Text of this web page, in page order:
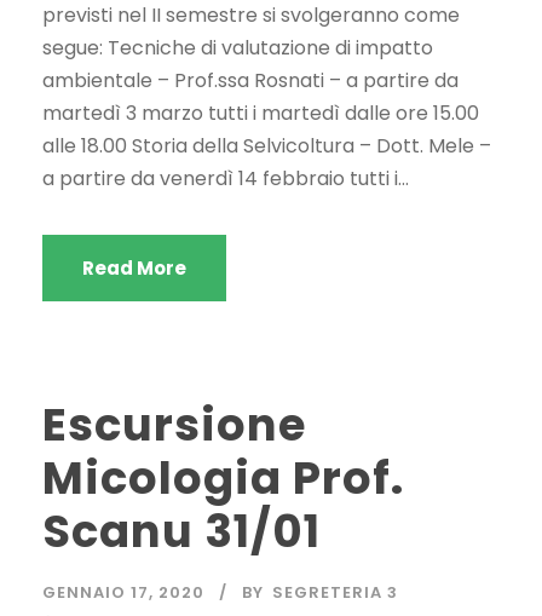
previsti nel II semestre si svolgeranno come
segue: Tecniche di valutazione di impatto
ambientale – Prof.ssa Rosnati – a partire da
martedì 3 marzo tutti i martedì dalle ore 15.00
alle 18.00 Storia della Selvicoltura – Dott. Mele –
a partire da venerdì 14 febbraio tutti i...
Read More
Escursione
Micologia Prof.
Scanu 31/01
GENNAIO 17, 2020 BY SEGRETERIA 3